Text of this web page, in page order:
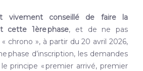
vivement conseillé de faire la
cette 1èrephase, et de ne pas
chrono », à partir du 20 avril 2026,
phase d’inscription, les demandes
principe « premier arrivé, premier